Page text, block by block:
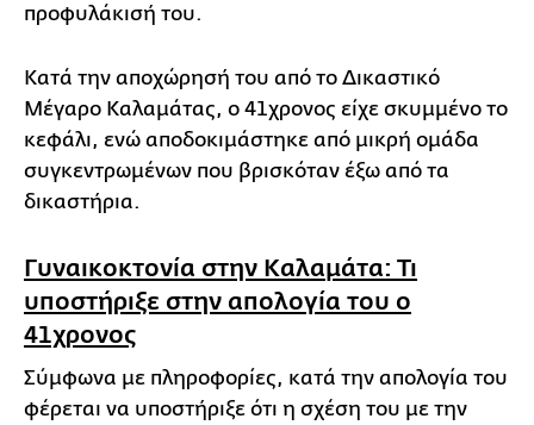
προφυλάκισή του.
Κατά την αποχώρησή του από το Δικαστικό
Μέγαρο Καλαμάτας, ο 41χρονος είχε σκυμμένο το
κεφάλι, ενώ αποδοκιμάστηκε από μικρή ομάδα
συγκεντρωμένων που βρισκόταν έξω από τα
δικαστήρια.
Γυναικοκτονία στην Καλαμάτα: Τι
υποστήριξε στην απολογία του ο
41χρονος
Σύμφωνα με πληροφορίες, κατά την απολογία του
φέρεται να υποστήριξε ότι η σχέση του με την